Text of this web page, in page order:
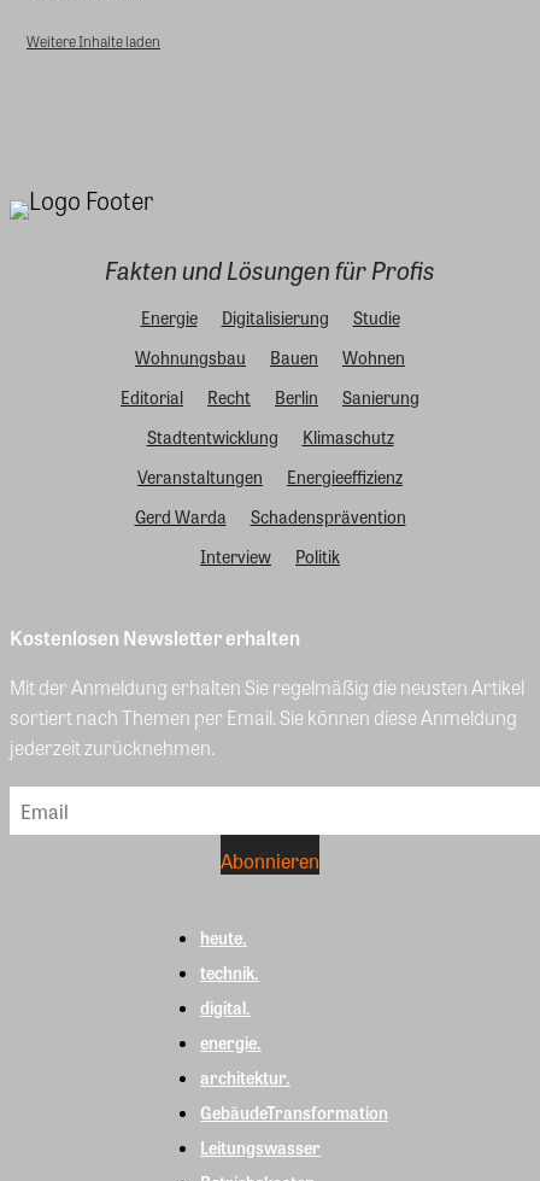
Weitere Inhalte laden
Fakten und Lösungen für Profis
Energie Digitalisierung
Studie
Wohnungsbau
Bauen
Wohnen
Editorial
Recht Berlin
Sanierung
Stadtentwicklung
Klimaschutz
Veranstaltungen
Energieeffizienz
Gerd Warda
Schadensprävention
Interview
Politik
Kostenlosen Newsletter erhalten
Mit der Anmeldung erhalten Sie regelmäßig die neusten Artikel
sortiert nach Themen per Email. Sie können diese Anmeldung
jederzeit zurücknehmen.
heute.
technik.
digital.
energie.
architektur.
GebäudeTransformation
Leitungswasser